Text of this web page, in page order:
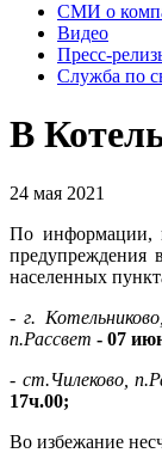
СМИ о
Видео
Пресс-
Служба по
В
24 мая 2021
По информации,
предупреждения
населенных
- г.
п.Рассвет - 07
- ст.Чилеково,
17ч.00;
Во избежание